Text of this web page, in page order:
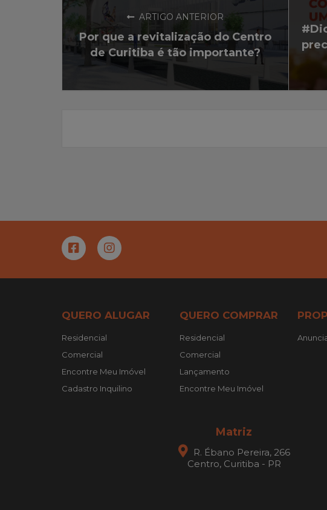
ARTIGO ANTERIOR
Por que a revitalização do Centro
de Curitiba é tão importante?
QUERO ALUGAR
Residencial
Comercial
Encontre Meu Imóvel
Cadastro Inquilino
QUERO COMPRAR
Residencial
Comercial
Lançamento
Encontre Meu Imóvel
Matriz
R. Ébano Pereira, 266
Centro, Curitiba - PR